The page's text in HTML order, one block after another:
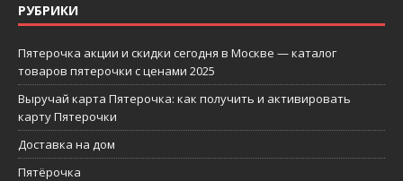
РУБРИКИ
Пятерочка акции и скидки сегодня в Москве — каталог
товаров пятерочки с ценами 2025
Выручай карта Пятерочка: как получить и активировать
карту Пятерочки
Доставка на дом
Пятёрочка